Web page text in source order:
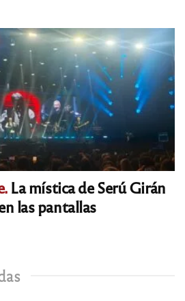
La mística de Serú Girán
las pantallas